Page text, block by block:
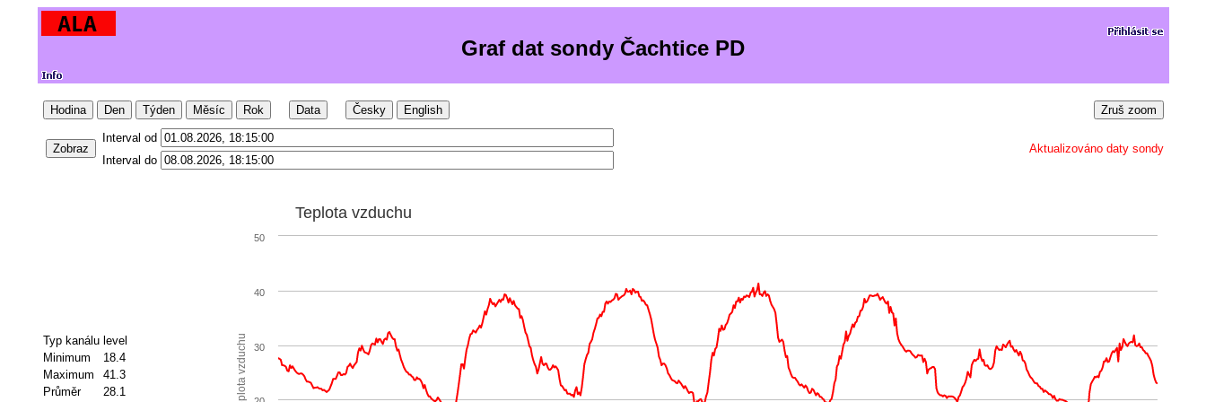
Graf dat sondy Čachtice PD
Hodina Den Týden Měsíc Rok Data Česky English Zruš zoom
Zobraz
Interval od
Interval do
Aktualizováno daty sondy
Typ kanálu level
Minimum
18.4
Maximum
41.3
Průměr
28.1
Teplota vzduchu
Teplota vzduchu
30
40
50